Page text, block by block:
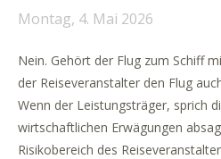
Montag, 4. Mai 2026
Nein. Gehört der Flug zum Schiff
der Reiseveranstalter den Flug
Wenn der Leistungsträger, sprich
wirtschaftlichen Erwägungen
Risikobereich des